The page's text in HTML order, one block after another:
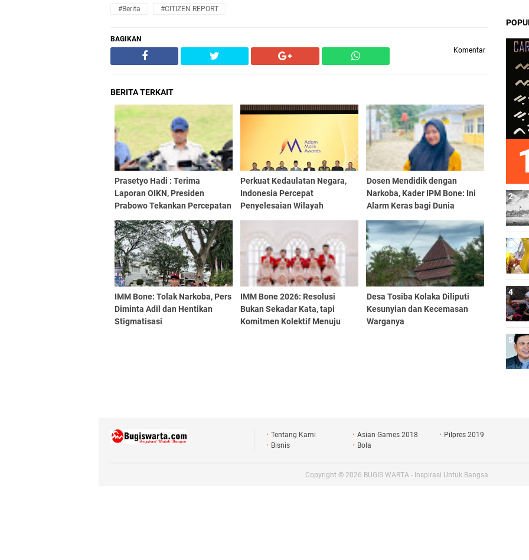
#Berita #CITIZEN REPORT
BAGIKAN
Komentar
BERITA TERKAIT
Prasetyo Hadi : Terima
Laporan OIKN, Presiden
Prabowo Tekankan Percepatan
Perkuat Kedaulatan Negara,
Indonesia Percepat
Penyelesaian Wilayah
Dosen Mendidik dengan
Narkoba, Kader IPM Bone: Ini
Alarm Keras bagi Dunia
IMM Bone: Tolak Narkoba, Pers
Diminta Adil dan Hentikan
Stigmatisasi
IMM Bone 2026: Resolusi
Bukan Sekadar Kata, tapi
Komitmen Kolektif Menuju
Desa Tosiba Kolaka Diliputi
Kesunyian dan Kecemasan
Warganya
Tentang Kami Asian Games 2018
Pilpres 2019
Bisnis
Bola
Copyright © 2026 BUGIS WARTA - Inspirasi Untuk Bangsa